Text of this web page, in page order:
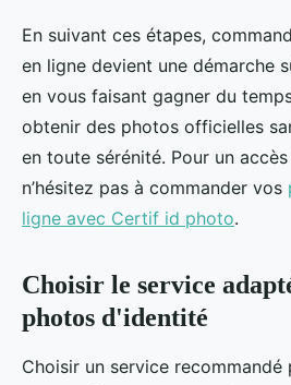
En suivant ces étapes,
en ligne devient une démarche
en vous faisant gagner du
obtenir des photos officielles
en toute sérénité. Pour un
n’hésitez pas à commander vos
ligne avec Certif id photo.
Choisir le service
photos d'identité
Choisir un service